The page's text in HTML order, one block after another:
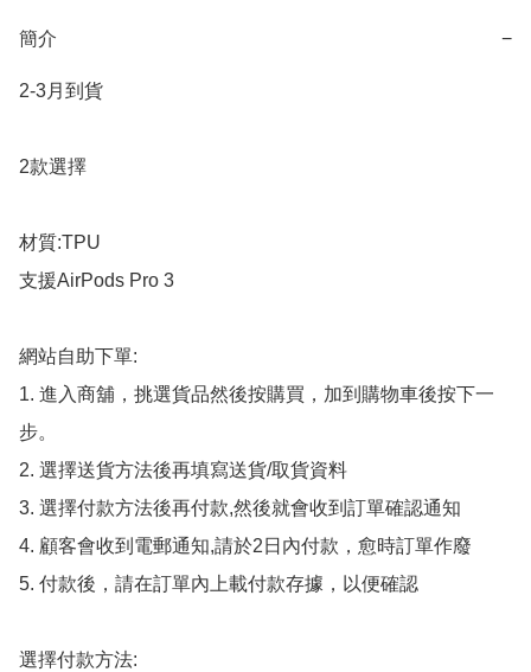
簡介 −
2-3月到貨
2款選擇
材質:TPU
支援AirPods Pro 3
網站自助下單:
1. 進入商舖，挑選貨品然後按購買，加到購物車後按下一
步。
2. 選擇送貨方法後再填寫送貨/取貨資料
3. 選擇付款方法後再付款,然後就會收到訂單確認通知
4. 顧客會收到電郵通知,請於2日內付款，愈時訂單作廢
5. 付款後，請在訂單內上載付款存據，以便確認
選擇付款方法: